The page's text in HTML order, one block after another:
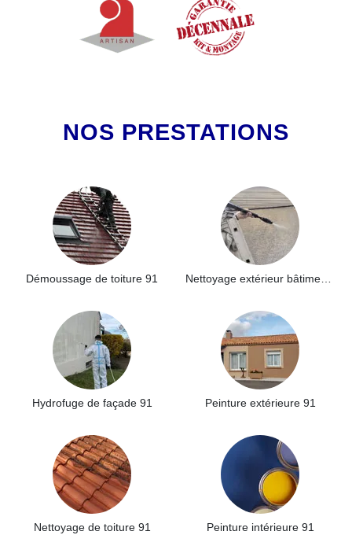
NOS PRESTATIONS
Démoussage de toiture 91
Hydrofuge de façade 91 Peinture extérieure 91
Nettoyage de toiture 91 Peinture intérieure 91